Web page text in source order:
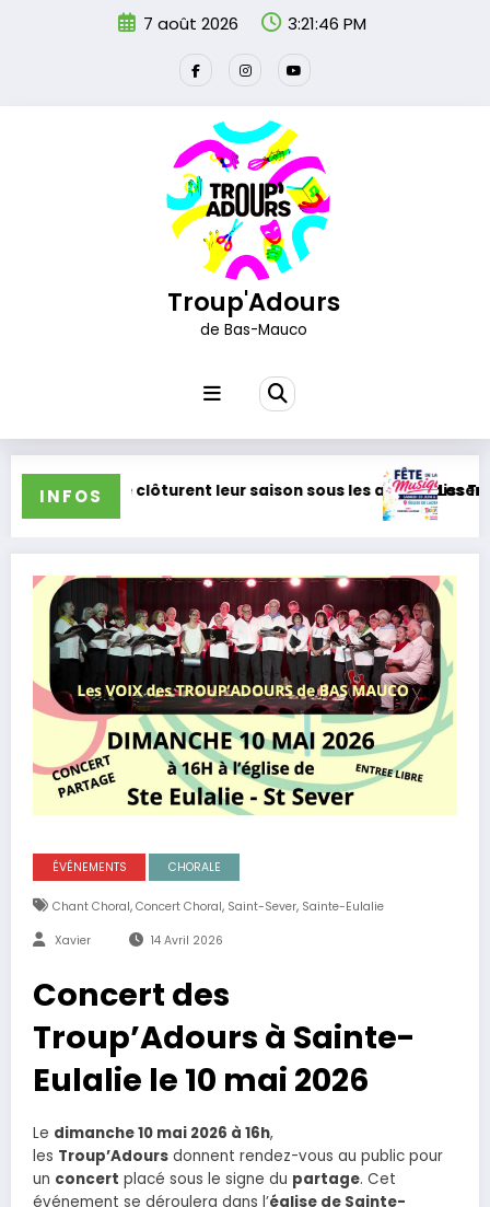
7 août 2026 3:21:46 PM
Troup'Adours
de Bas-Mauco
INFOS
saison sous les applaudissementsLes Troup’Adours participeront à
ÉVÉNEMENTS CHORALE
Chant Choral, Concert Choral, Saint-Sever, Sainte-Eulalie
Xavier 14 Avril 2026
Concert des
Troup’Adours à Sainte-
Eulalie le 10 mai 2026
Le dimanche 10 mai 2026 à 16h,
les Troup’Adours donnent rendez-vous au public pour
un concert placé sous le signe du partage. Cet
événement se déroulera dans l’église de Sainte-